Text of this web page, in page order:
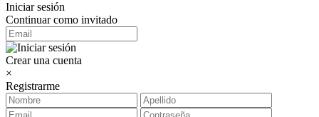
Iniciar sesión
Continuar como invitado
Crear una cuenta
×
Registrarme